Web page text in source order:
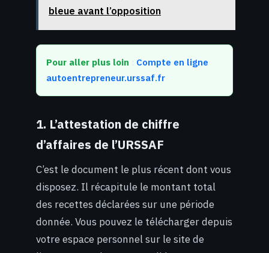
bleue avant l’opposition
Pour aller plus loin : Compte en ligne
autoentrepreneur.urssaf.fr
1. L’attestation de chiffre
d’affaires de l’URSSAF
C’est le document le plus récent dont vous
disposez. Il récapitule le montant total
des recettes déclarées sur une période
donnée. Vous pouvez le télécharger depuis
votre espace personnel sur le site de